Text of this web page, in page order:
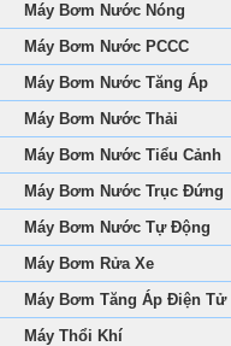
Máy Bơm Nước Nóng
Máy Bơm Nước PCCC
Máy Bơm Nước Tăng Áp
Máy Bơm Nước Thải
Máy Bơm Nước Tiểu Cảnh
Máy Bơm Nước Trục Đứng
Máy Bơm Nước Tự Động
Máy Bơm Rửa Xe
Máy Bơm Tăng Áp Điện Tử
Máy Thổi Khí